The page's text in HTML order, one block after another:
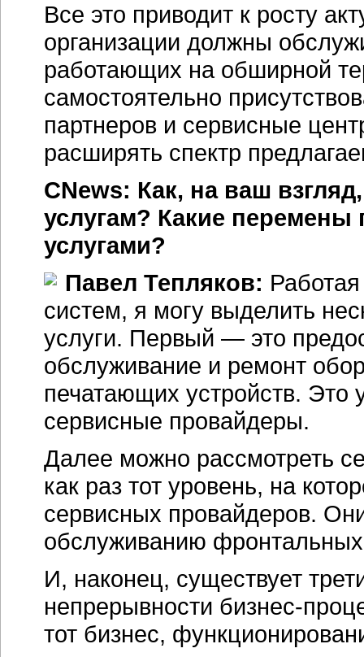
Все это приводит к росту
организации должны
работающих на обширной
самостоятельно
партнеров и сервисные
расширять спектр
CNews: Как, на ваш
услугам? Какие перемены
услугами?
Павел Тепляков:
систем, я могу выделить
услуги. Первый — это
обслуживание и ремонт
печатающих устройств. Это
сервисные провайдеры.
Далее можно рассмотреть
как раз тот уровень, на
сервисных провайдеров.
обслуживанию
И, наконец, существует
непрерывности бизнес-
тот бизнес,